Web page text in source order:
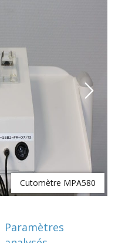
Cutomètre MPA580
Next
Paramètres